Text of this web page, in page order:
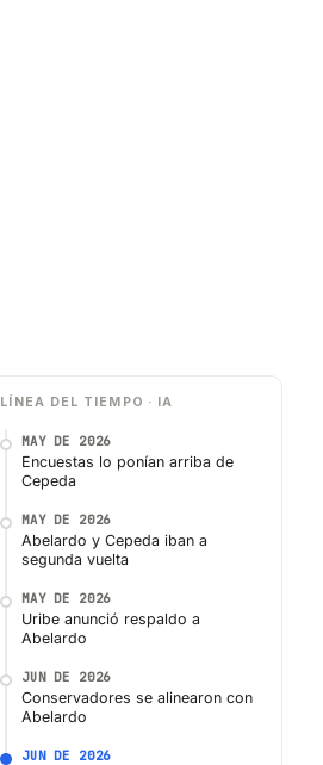
LÍNEA DEL TIEMPO · IA
MAY DE 2026
Encuestas lo ponían arriba de
Cepeda
MAY DE 2026
Abelardo y Cepeda iban a
segunda vuelta
MAY DE 2026
Uribe anunció respaldo a
Abelardo
JUN DE 2026
Conservadores se alinearon con
Abelardo
JUN DE 2026